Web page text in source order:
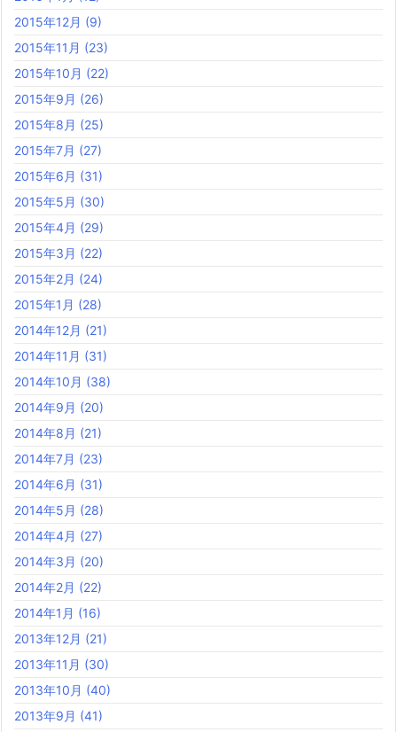
2015年12月 (9)
2015年11月 (23)
2015年10月 (22)
2015年9月 (26)
2015年8月 (25)
2015年7月 (27)
2015年6月 (31)
2015年5月 (30)
2015年4月 (29)
2015年3月 (22)
2015年2月 (24)
2015年1月 (28)
2014年12月 (21)
2014年11月 (31)
2014年10月 (38)
2014年9月 (20)
2014年8月 (21)
2014年7月 (23)
2014年6月 (31)
2014年5月 (28)
2014年4月 (27)
2014年3月 (20)
2014年2月 (22)
2014年1月 (16)
2013年12月 (21)
2013年11月 (30)
2013年10月 (40)
2013年9月 (41)